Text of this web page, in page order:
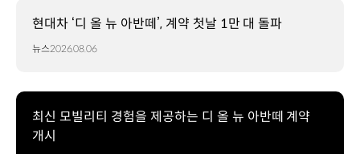
현대차 ‘디 올 뉴 아반떼’, 계약 첫날 1만 대 돌파
뉴스2026.08.06
최신 모빌리티 경험을 제공하는 디 올 뉴 아반떼 계약
개시